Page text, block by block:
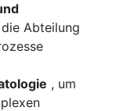
Abteilung
, um